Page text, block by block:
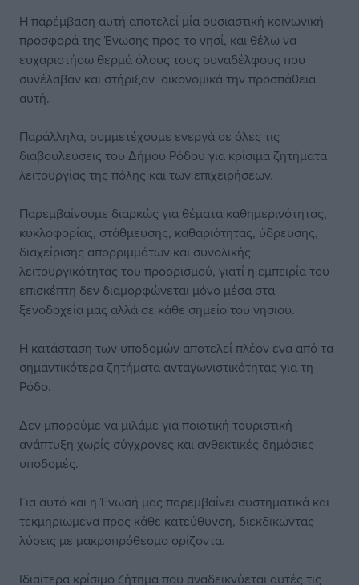
Η παρέμβαση αυτή αποτελεί μία ουσιαστική κοινωνική
προσφορά της Ένωσης προς το νησί, και θέλω να
ευχαριστήσω θερμά όλους τους συναδέλφους που
συνέλαβαν και στήριξαν οικονομικά την προσπάθεια
αυτή.
Παράλληλα, συμμετέχουμε ενεργά σε όλες τις
διαβουλεύσεις του Δήμου Ρόδου για κρίσιμα ζητήματα
λειτουργίας της πόλης και των επιχειρήσεων.
Παρεμβαίνουμε διαρκώς για θέματα καθημερινότητας,
κυκλοφορίας, στάθμευσης, καθαριότητας, ύδρευσης,
διαχείρισης απορριμμάτων και συνολικής
λειτουργικότητας του προορισμού, γιατί η εμπειρία του
επισκέπτη δεν διαμορφώνεται μόνο μέσα στα
ξενοδοχεία μας αλλά σε κάθε σημείο του νησιού.
Η κατάσταση των υποδομών αποτελεί πλέον ένα από τα
σημαντικότερα ζητήματα ανταγωνιστικότητας για τη
Ρόδο.
Δεν μπορούμε να μιλάμε για ποιοτική τουριστική
ανάπτυξη χωρίς σύγχρονες και ανθεκτικές δημόσιες
υποδομές.
Για αυτό και η Ένωσή μας παρεμβαίνει συστηματικά και
τεκμηριωμένα προς κάθε κατεύθυνση, διεκδικώντας
λύσεις με μακροπρόθεσμο ορίζοντα.
Ιδιαίτερα κρίσιμο ζήτημα που αναδεικνύεται αυτές τις